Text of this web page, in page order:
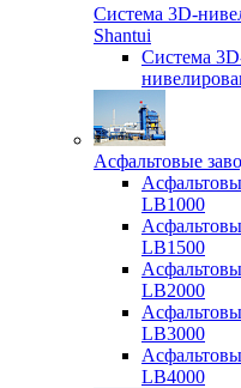
Система 3D-
Shantui
Система
Асфальтовые
LB1000
LB1500
LB2000
LB3000
LB4000